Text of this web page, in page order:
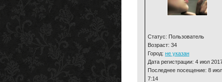
Статус: Пользователь
Возраст: 34
Город: не указан
Дата регистрации: 4 июл
Последнее посещение: 8
7:14